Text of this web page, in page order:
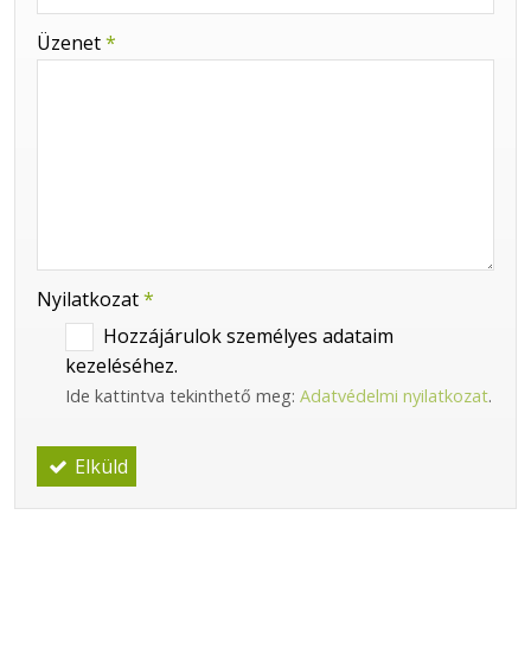
-
Üzenet*
Nyilatkozat*
Hozzájárulok személyes adataim
kezeléséhez.
Ide kattintva tekinthető meg: Adatvédelmi nyilatkozat.
Elküld